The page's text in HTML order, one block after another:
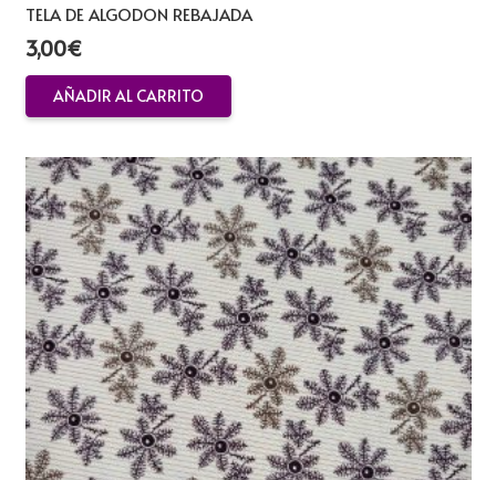
TELA DE ALGODON REBAJADA
3,00€
AÑADIR AL CARRITO